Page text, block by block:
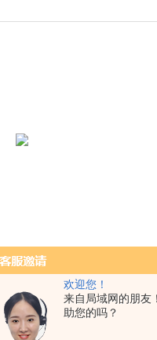
欢迎您！
来自局域网的朋友
助您的吗？
的PID技术，是世界上 小巧的个